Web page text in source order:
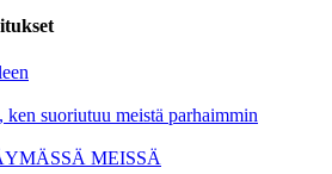
suoriutuu meistä parhaimmin
MEISSÄ